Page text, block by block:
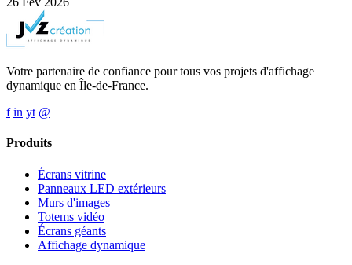
Votre partenaire de confiance pour tous vos projets d'affichage
dynamique en Île-de-France.
f in yt @
Produits
Écrans vitrine
Panneaux LED extérieurs
Murs d'images
Totems vidéo
Écrans géants
Affichage dynamique